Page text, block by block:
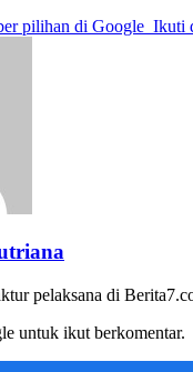
pilihan di Google Ikuti
pelaksana di
untuk ikut berkomentar.